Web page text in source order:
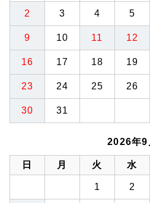
2 3 4 5
9 10 11 12
16 17 18 19
23 24 25 26
30 31
2026年9
日 月 火 水
1 2